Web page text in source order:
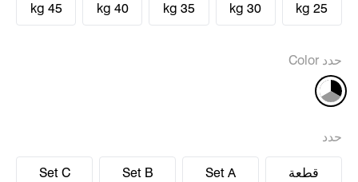
25 kg
30 kg
35 kg
40 kg
45 kg
حدد Color
حدد
قطعة Set A
Set B
Set C